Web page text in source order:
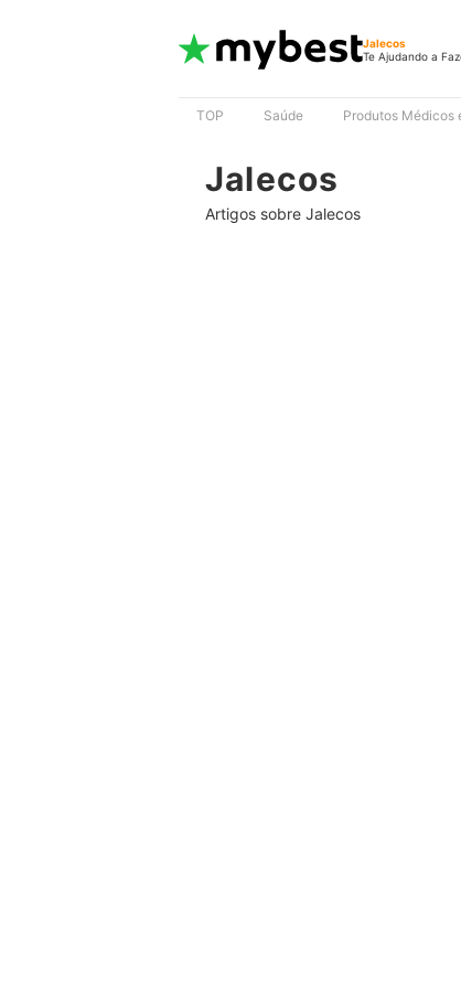
Jalecos
Te Ajudando a
TOP Saúde Produtos Médicos
Jalecos
Artigos sobre Jalecos